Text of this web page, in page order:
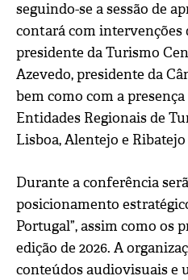
seguindo-se a sessão de
contará com intervenções
presidente da Turismo
Azevedo, presidente da
bem como com a
Entidades Regionais de
Lisboa, Alentejo e
Durante a conferência
posicionamento
Portugal”, assim como os
edição de 2026. A
conteúdos audiovisuais e